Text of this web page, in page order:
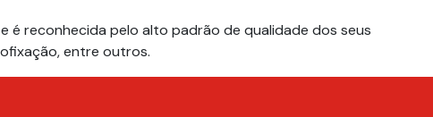
é reconhecida pelo alto padrão de qualidade dos seus
entre outros.